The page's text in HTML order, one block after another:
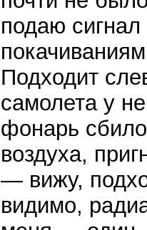
подаю
Подходит
самолета у
фонарь
воздуха,
— вижу,
видимо,